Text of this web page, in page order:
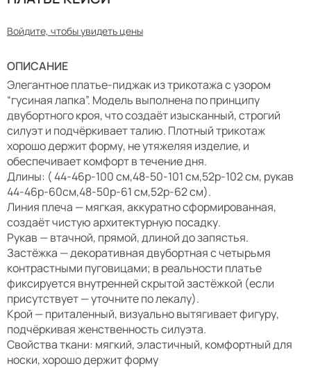
Войдите, чтобы увидеть цены
ОПИСАНИЕ
Элегантное платье-пиджак из трикотажа с узором
“гусиная лапка”. Модель выполнена по принципу
двубортного кроя, что создаёт изысканный, строгий
силуэт и подчёркивает талию. Плотный трикотаж
хорошо держит форму, не утяжеляя изделие, и
обеспечивает комфорт в течение дня.
Длины: ( 44-46р-100 см,48-50-101 см,52р-102 см, рукав
44-46р-60см,48-50р-61 см,52р-62 см).
Линия плеча — мягкая, аккуратно сформированная,
создаёт чистую архитектурную посадку.
Рукав — втачной, прямой, длиной до запястья.
Застёжка — декоративная двубортная с четырьмя
контрастными пуговицами; в реальности платье
фиксируется внутренней скрытой застёжкой (если
присутствует — уточните по лекалу).
Крой — приталенный, визуально вытягивает фигуру,
подчёркивая женственность силуэта.
Свойства ткани: мягкий, эластичный, комфортный для
носки, хорошо держит форму